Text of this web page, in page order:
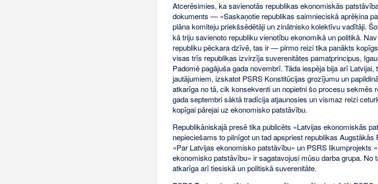
Atcerēsimies, ka savienotās republikas ekonomiskās
dokuments — «Saskaņotie republikas saimnieciskā aprēķina
plāna komiteju priekšsēdētāji un zinātnisko kolektīvu vadītāji.
kā triju savienoto republiku vienotību ekonomikā un politikā.
republiku pēckara dzīvē, tas ir — pirmo reizi tika panākts
visas trīs republikas izvirzīja suverenitātes pamatprincipus,
Padomē pagājuša gada novembrī. Tāda iespēja bija arī
jautājumiem, izskatot PSRS Konstitūcijas grozījumu un
atkarīga no tā, cik konsekventi un nopietni šo procesu
gada septembri sāktā tradīcija atjaunosies un vismaz reizi
kopīgai pārejai uz ekonomisko patstāvību.
Republikāniskajā presē tika publicēts «Latvijas ekonomiskās
nepieciešams to pilnīgot un tad apspriest republikas
«Par Latvijas ekonomisko patstāvību» un PSRS likumprojekts
ekonomisko patstāvību» ir sagatavojusi mūsu darba grupa.
atkarīga arī tiesiskā un politiskā suverenitāte.